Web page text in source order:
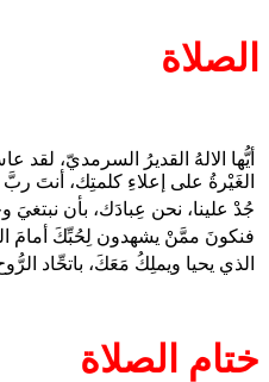
الصلاة
أيُّها الالهُ القديرُ السرمديّ، لقد
الغَيْرةُ على إعلاءِ كلمتِك، أنتَ ربَّ
جُدْ علينا، نحن عِبادَك، بأن
فنكونَ ممَّنْ يشهدون لِحُبِّكَ أمامَ
الذي يحيا ويملِكُ مَعَكَ، باتحِّاد
ختام الصلاة